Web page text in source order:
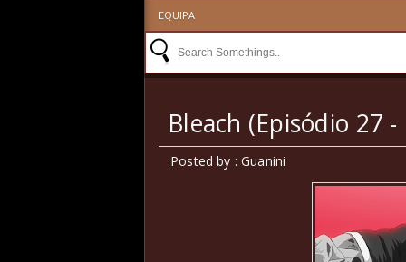
EQUIPA
Bleach (Episódio 27
Posted by : Guanini